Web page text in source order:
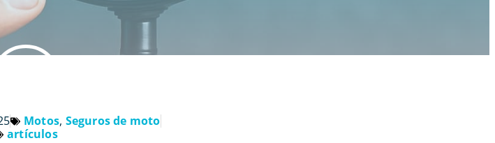
Motos, Seguros de moto
artículos